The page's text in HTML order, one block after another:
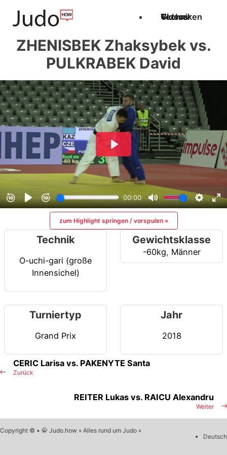
Techniken
Videos
Glossar
ZHENISBEK Zhaksybek vs.
PULKRABEK David
zum Highlight springen / vorspulen »
Technik
O-uchi-gari (große
Innensichel)
Gewichtsklasse
-60kg, Männer
Turniertyp
Grand Prix
Jahr
2018
Zurück
CERIC Larisa vs. PAKENYTE Santa
Weiter
REITER Lukas vs. RAICU Alexandru
Copyright © • 🥋 Judo.how » Alles rund um Judo «
Deutsch